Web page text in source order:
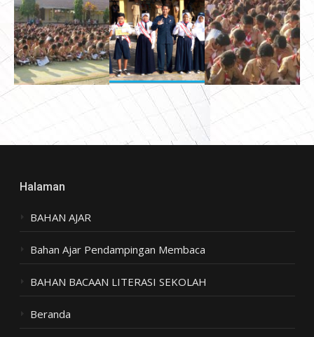
Halaman
BAHAN AJAR
Bahan Ajar Pendampingan Membaca
BAHAN BACAAN LITERASI SEKOLAH
Beranda